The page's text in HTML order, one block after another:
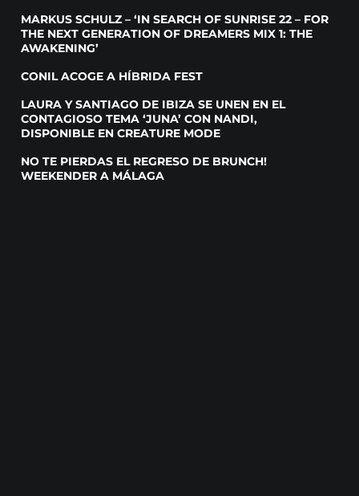
MARKUS SCHULZ – ‘IN SEARCH OF SUNRISE 22 – FOR
THE NEXT GENERATION OF DREAMERS MIX 1: THE
AWAKENING’
CONIL ACOGE A HÍBRIDA FEST
LAURA Y SANTIAGO DE IBIZA SE UNEN EN EL
CONTAGIOSO TEMA ‘JUNA’ CON NANDI,
DISPONIBLE EN CREATURE MODE
NO TE PIERDAS EL REGRESO DE BRUNCH!
WEEKENDER A MÁLAGA